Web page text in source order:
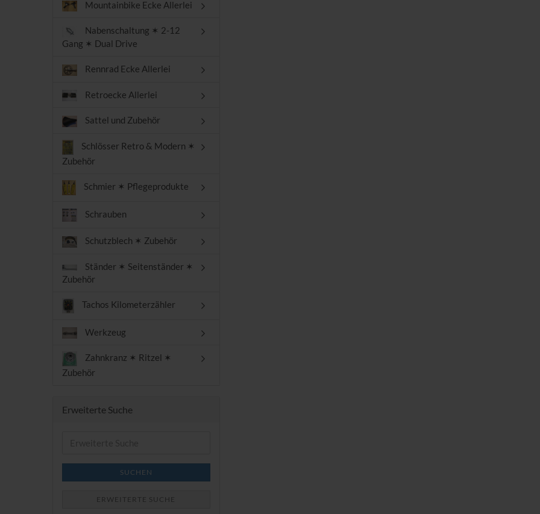
Mountainbike Ecke Allerlei
Nabenschaltung ✶ 2-12
Gang ✶ Dual Drive
Rennrad Ecke Allerlei
Retroecke Allerlei
Sattel und Zubehör
Schlösser Retro & Modern ✶
Zubehör
Schmier ✶ Pflegeprodukte
Schrauben
Schutzblech ✶ Zubehör
Ständer ✶ Seitenständer ✶
Zubehör
Tachos Kilometerzähler
Werkzeug
Zahnkranz ✶ Ritzel ✶
Zubehör
Erweiterte Suche
SUCHEN
ERWEITERTE SUCHE